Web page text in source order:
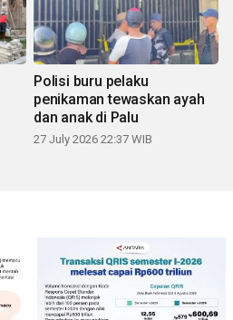
Polisi buru pelaku
penikaman tewaskan ayah
dan anak di Palu
27 July 2026 22:37 WIB